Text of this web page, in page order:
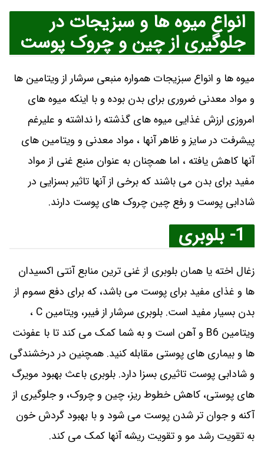
انواع میوه ها و سبزیجات در
جلوگیری از چین و چروک پوست
میوه ها و انواع سبزیجات همواره منبعی سرشار از ویتامین ها
و مواد معدنی ضروری برای بدن بوده و با اینکه میوه های
امروزی ارزش غذایی میوه های گذشته را نداشته و علیرغم
پیشرفت در سایز و ظاهر آنها ، مواد معدنی و ویتامین های
آنها کاهش یافته ، اما همچنان به عنوان منبع غنی از مواد
مفید برای بدن می باشند که برخی از آنها تاثیر بسزایی در
شادابی پوست و رفع چین چروک های پوست دارند.
1- بلوبری
زغال اخته یا همان بلوبری از غنی ‌ترین منابع آنتی اکسیدان‌
ها و غذای مفید برای پوست می باشد، که برای دفع سموم از
بدن بسیار مفید است. بلوبری سرشار از فیبر، ویتامین C ،
ویتامین B6 و آهن است و به شما کمک می ‌کند تا با عفونت
‌ها و بیماری‌ های پوستی مقابله کنید. همچنین در درخشندگی
و شادابی پوست تاثیری بسزا دارد. بلوبری باعث بهبود مویرگ
‌های پوستی، کاهش خطوط ریز، چین و چروک، و جلوگیری از
آکنه و جوان تر شدن پوست می ‌شود و با بهبود گردش خون
به تقویت رشد مو و تقویت ریشه آنها کمک می‌ کند.